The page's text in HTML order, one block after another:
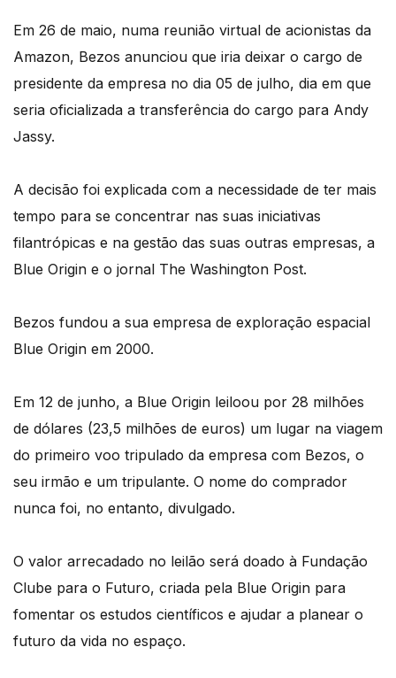
Em 26 de maio, numa reunião virtual de acionistas da
Amazon, Bezos anunciou que iria deixar o cargo de
presidente da empresa no dia 05 de julho, dia em que
seria oficializada a transferência do cargo para Andy
Jassy.
A decisão foi explicada com a necessidade de ter mais
tempo para se concentrar nas suas iniciativas
filantrópicas e na gestão das suas outras empresas, a
Blue Origin e o jornal The Washington Post.
Bezos fundou a sua empresa de exploração espacial
Blue Origin em 2000.
Em 12 de junho, a Blue Origin leiloou por 28 milhões
de dólares (23,5 milhões de euros) um lugar na viagem
do primeiro voo tripulado da empresa com Bezos, o
seu irmão e um tripulante. O nome do comprador
nunca foi, no entanto, divulgado.
O valor arrecadado no leilão será doado à Fundação
Clube para o Futuro, criada pela Blue Origin para
fomentar os estudos científicos e ajudar a planear o
futuro da vida no espaço.